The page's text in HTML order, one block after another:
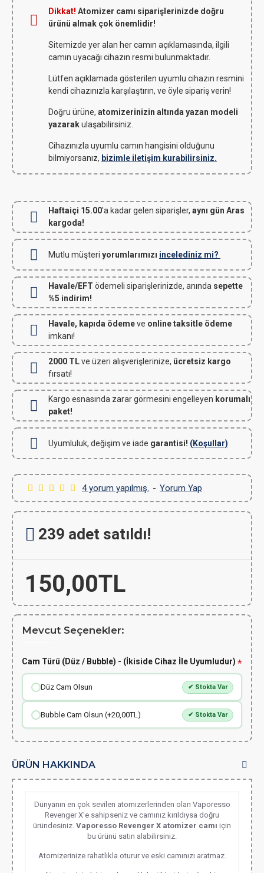
Dikkat! Atomizer camı siparişlerinizde doğru
ürünü almak çok önemlidir!
Sitemizde yer alan her camın açıklamasında, ilgili
camın uyacağı cihazın resmi bulunmaktadır.
Lütfen açıklamada gösterilen uyumlu cihazın resmini
kendi cihazınızla karşılaştırın, ve öyle sipariş verin!
Doğru ürüne, atomizerinizin altında yazan modeli
yazarakulaşabilirsiniz.
Cihazınızla uyumlu camın hangisini olduğunu
bilmiyorsanız, bizimle iletişim kurabilirsiniz.
Haftaiçi 15.00'a kadar gelen siparişler, aynı gün Aras
kargoda!
Mutlu müşteri yorumlarımızı incelediniz mi?
Havale/EFT ödemeli siparişlerinizde, anında sepette
%5 indirim!
Havale, kapıda ödemeve online taksitle ödeme
imkanı!
2000 TLve üzeri alışverişlerinize, ücretsiz kargo
fırsatı!
Kargo esnasında zarar görmesini engelleyen korumalı
paket!
Uyumluluk, değişim ve iade garantisi! (Koşullar)
4 yorum yapılmış. - Yorum Yap
150,00TL
239 adet satıldı!
Mevcut Seçenekler:
Cam Türü (Düz / Bubble) - (İkiside Cihaz İle Uyumludur)
Düz Cam Olsun ✔ Stokta Var
Bubble Cam Olsun (+20,00TL) ✔ Stokta Var
ÜRÜN HAKKINDA
Dünyanın en çok sevilen atomizerlerinden olan Vaporesso
Revenger X'e sahipseniz ve camınız kırıldıysa doğru
üründesiniz. Vaporesso Revenger X atomizer camı için
bu ürünü satın alabilirsiniz.
Atomizerinize rahatlıkla oturur ve eski camınızı aratmaz.